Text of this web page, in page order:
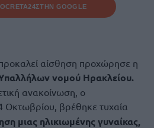
CRETA24ΣΤΗΝ GOOGLE
αίσθηση προχώρησε η
νομού Ηρακλείου.
ανακοίνωση, ο
Οκτωβρίου, βρέθηκε τυχαία
μιας ηλικιωμένης γυναίκας,